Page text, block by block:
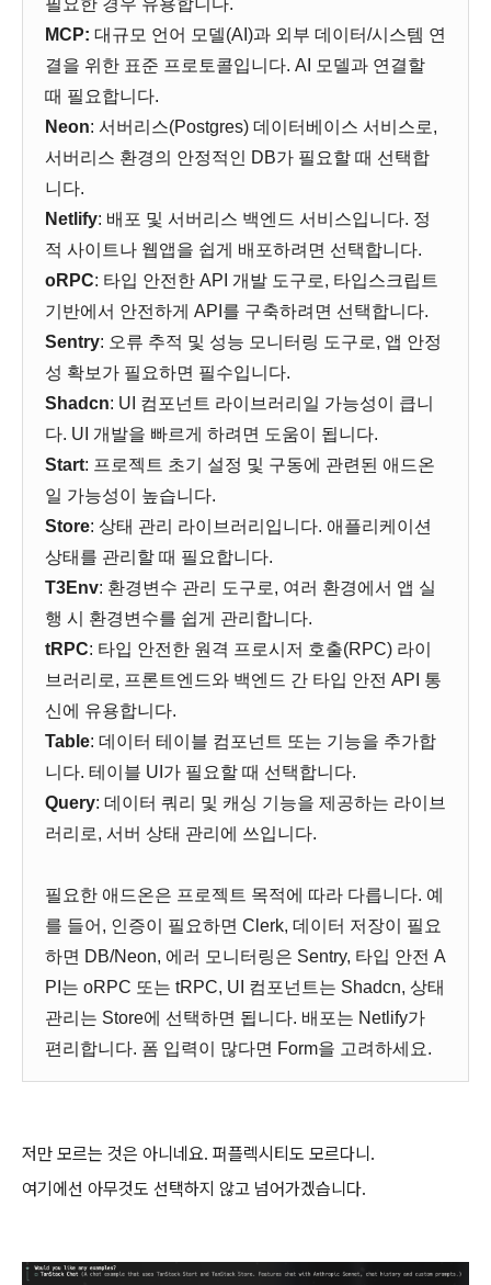
필요한 경우 유용합니다.
MCP: 대규모 언어 모델(AI)과 외부 데이터/시스템 연
결을 위한 표준 프로토콜입니다. AI 모델과 연결할
때 필요합니다.
Neon: 서버리스(Postgres) 데이터베이스 서비스로,
서버리스 환경의 안정적인 DB가 필요할 때 선택합
니다.
Netlify: 배포 및 서버리스 백엔드 서비스입니다. 정
적 사이트나 웹앱을 쉽게 배포하려면 선택합니다.
oRPC: 타입 안전한 API 개발 도구로, 타입스크립트
기반에서 안전하게 API를 구축하려면 선택합니다.
Sentry: 오류 추적 및 성능 모니터링 도구로, 앱 안정
성 확보가 필요하면 필수입니다.
Shadcn: UI 컴포넌트 라이브러리일 가능성이 큽니
다. UI 개발을 빠르게 하려면 도움이 됩니다.
Start: 프로젝트 초기 설정 및 구동에 관련된 애드온
일 가능성이 높습니다.
Store: 상태 관리 라이브러리입니다. 애플리케이션
상태를 관리할 때 필요합니다.
T3Env: 환경변수 관리 도구로, 여러 환경에서 앱 실
행 시 환경변수를 쉽게 관리합니다.
tRPC: 타입 안전한 원격 프로시저 호출(RPC) 라이
브러리로, 프론트엔드와 백엔드 간 타입 안전 API 통
신에 유용합니다.
Table: 데이터 테이블 컴포넌트 또는 기능을 추가합
니다. 테이블 UI가 필요할 때 선택합니다.
Query: 데이터 쿼리 및 캐싱 기능을 제공하는 라이브
러리로, 서버 상태 관리에 쓰입니다.
필요한 애드온은 프로젝트 목적에 따라 다릅니다. 예
를 들어, 인증이 필요하면 Clerk, 데이터 저장이 필요
하면 DB/Neon, 에러 모니터링은 Sentry, 타입 안전 A
PI는 oRPC 또는 tRPC, UI 컴포넌트는 Shadcn, 상태
관리는 Store에 선택하면 됩니다. 배포는 Netlify가
편리합니다. 폼 입력이 많다면 Form을 고려하세요.
저만 모르는 것은 아니네요. 퍼플렉시티도 모르다니.
여기에선 아무것도 선택하지 않고 넘어가겠습니다.